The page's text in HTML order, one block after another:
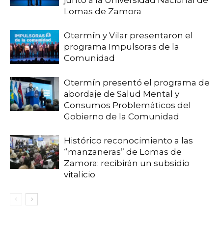
Lomas de Zamora
Otermín y Vilar presentaron el
programa Impulsoras de la
Comunidad
Otermín presentó el programa de
abordaje de Salud Mental y
Consumos Problemáticos del
Gobierno de la Comunidad
Histórico reconocimiento a las
“manzaneras” de Lomas de
Zamora: recibirán un subsidio
vitalicio